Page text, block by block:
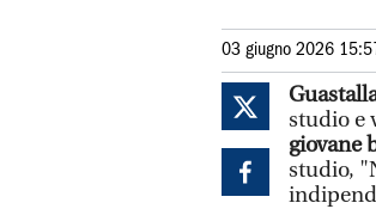
03 giugno 2026
studio e
giovane
studio,